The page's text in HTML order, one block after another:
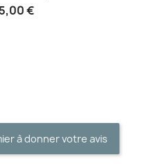
€
à donner votre avis